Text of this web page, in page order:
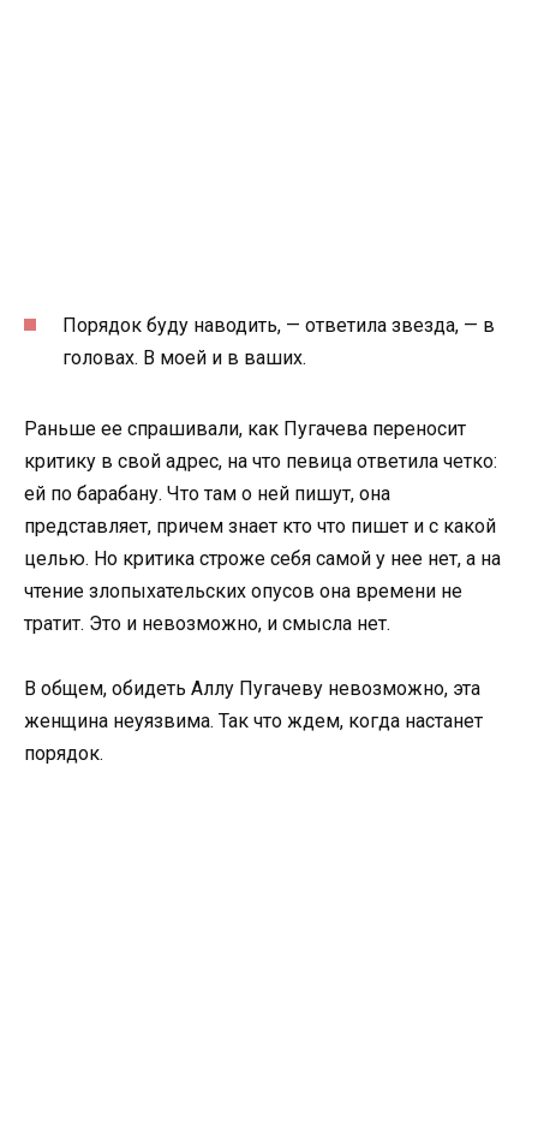
Порядок буду наводить, — ответила звезда, — в
головах. В моей и в ваших.
Раньше ее спрашивали, как Пугачева переносит
критику в свой адрес, на что певица ответила четко:
ей по барабану. Что там о ней пишут, она
представляет, причем знает кто что пишет и с какой
целью. Но критика строже себя самой у нее нет, а на
чтение злопыхательских опусов она времени не
тратит. Это и невозможно, и смысла нет.
В общем, обидеть Аллу Пугачеву невозможно, эта
женщина неуязвима. Так что ждем, когда настанет
порядок.